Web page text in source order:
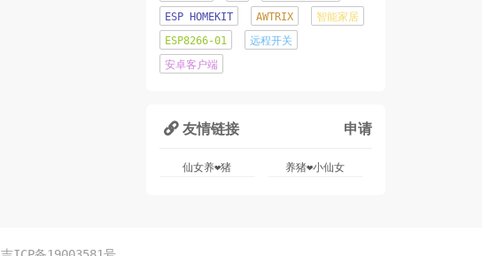
站从Jpress移植到了
TypeCho.o(╥﹏╥)o
2020年06月05日 22:12:09
ESP HOMEKIT
AWTRIX
智能家居
ESP8266-01
远程开关
安卓客户端
 友情链接 申请
仙女养❤猪 养猪❤小仙女